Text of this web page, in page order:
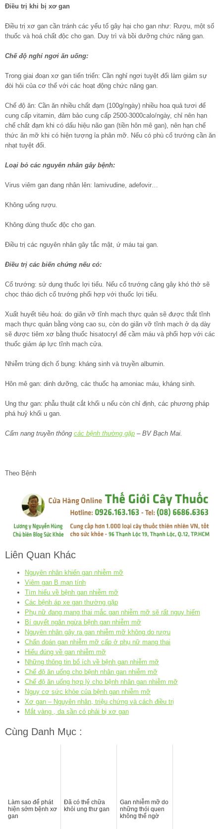
Điều trị khi bị xơ gan
Điều trị xơ gan cần tránh các yếu tố gây hại cho gan như: Rượu, một số
thuốc và hoá chất độc cho gan. Duy trì và bồi dưỡng chức năng gan.
Chế độ nghỉ ngơi ăn uống:
Trong giai đoạn xơ gan tiến triển: Cần nghỉ ngơi tuyệt đối làm giảm sự
đòi hỏi của cơ thể với các hoạt động chức năng gan.
Chế độ ăn: Cần ăn nhiều chất đạm (100g/ngày) nhiều hoa quả tươi để
cung cấp vitamin, đảm bảo cung cấp 2500-3000calo/ngày, chỉ nên hạn
chế chất đạm khi có dấu hiệu não gan (tiền hôn mê gan), nên hạn chế
thức ăn mỡ khi có hiện tượng ỉa phân mỡ. Nếu có phù cổ trướng cần ăn
nhạt tuyệt đối.
Loại bỏ các nguyên nhân gây bệnh:
Virus viêm gan đang nhân lên: lamivudine, adefovir…
Không uống rượu.
Không dùng thuốc độc cho gan.
Điều trị các nguyên nhân gây tắc mật, ứ máu tại gan.
Điều trị các biến chứng nếu có:
Cổ trướng: sử dụng thuốc lợi tiểu. Nếu cổ trướng căng gây khó thở sẽ
chọc tháo dịch cổ trướng phối hợp với thuốc lợi tiểu.
Xuất huyết tiêu hoá: do giãn vỡ tĩnh mạch thực quản sẽ được thắt tĩnh
mạch thực quản bằng vòng cao su, còn do giãn vỡ tĩnh mạch ở dạ dày
sẽ được tiêm xơ bằng thuốc hisatocryl để cầm máu và phối hợp với các
thuốc giảm áp lực tĩnh mạch cửa.
Nhiễm trùng dịch ổ bụng: kháng sinh và truyền albumin.
Hôn mê gan: dinh dưỡng, các thuốc hạ amoniac máu, kháng sinh.
Ung thư gan: phẫu thuật cắt khối u nếu còn chỉ định, các phương pháp
phá huỷ khối u gan.
Cẩm nang truyền thông các bệnh thường gặp – BV Bạch Mai.
Theo Bệnh
Liên Quan Khác
Nguyên nhân khiến gan nhiễm mỡ
Viêm gan B mạn tính
Tìm hiểu về bệnh gan nhiễm mỡ
Các bệnh áp xe gan thường gặp
Phụ nữ đang mang thai mắc gan nhiễm mỡ sẽ rất nguy hiểm
Bí quyết ngăn ngừa bệnh gan nhiễm mỡ
Nguyên nhân gây ra gan nhiễm mỡ không do rượu
Chẩn đoán gan nhiễm mỡ cấp ở phụ nữ mang thai
Hiểu đúng về gan nhiễm mỡ
Những thông tin bổ ích về bệnh gan nhiễm mỡ
Chế độ ăn uống cho bệnh nhân gan nhiễm mỡ
Chế độ ăn uống hợp lý cho bệnh nhân gan nhiễm mỡ
Nguy cơ sức khỏe của bệnh gan nhiễm mỡ
Xơ gan – Nguyên nhân, triệu chứng và cách điều trị
Mắt vàng , da sần có phải bị xơ gan
Cùng Danh Mục :
Làm sao để phát
hiện sớm bệnh xơ
gan
Đã có thể chữa
khỏi ung thư gan
Gan nhiễm mỡ do
những thói quen
không thể ngờ